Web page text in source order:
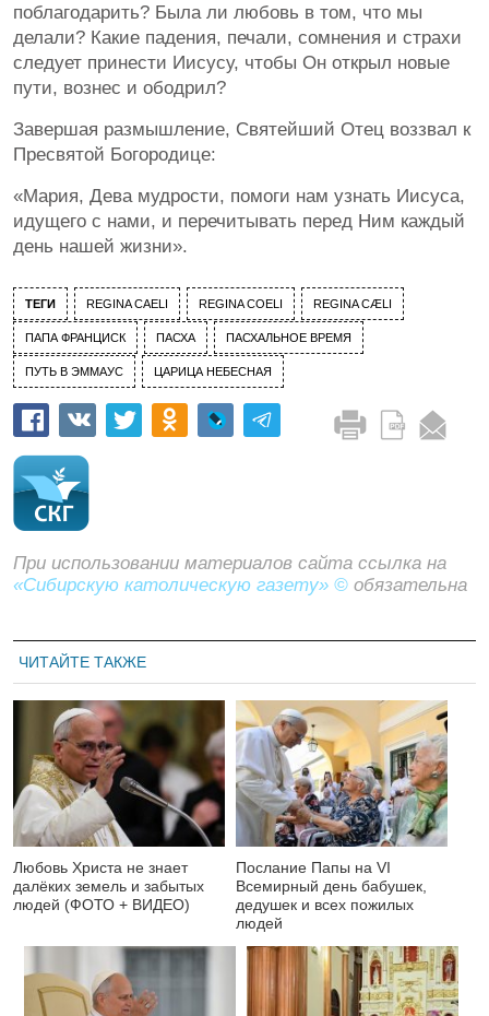
поблагодарить? Была ли любовь в том, что мы
делали? Какие падения, печали, сомнения и страхи
следует принести Иисусу, чтобы Он открыл новые
пути, вознес и ободрил?
Завершая размышление, Святейший Отец воззвал к
Пресвятой Богородице:
«Мария, Дева мудрости, помоги нам узнать Иисуса,
идущего с нами, и перечитывать перед Ним каждый
день нашей жизни».
ТЕГИ REGINA CAELI REGINA COELI REGINA СÆLI
ПАПА ФРАНЦИСК ПАСХА ПАСХАЛЬНОЕ ВРЕМЯ
ПУТЬ В ЭММАУС ЦАРИЦА НЕБЕСНАЯ
При использовании материалов сайта ссылка на
«Сибирскую католическую газету» © обязательна
ЧИТАЙТЕ ТАКЖЕ
Любовь Христа не знает
далёких земель и забытых
людей (ФОТО + ВИДЕО)
Послание Папы на VI
Всемирный день бабушек,
дедушек и всех пожилых
людей